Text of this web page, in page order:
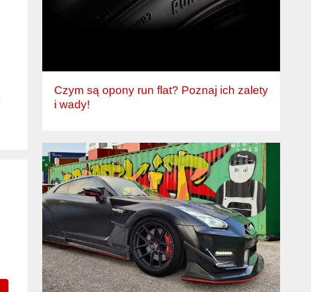
Czym są opony run flat? Poznaj ich zalety
i wady!